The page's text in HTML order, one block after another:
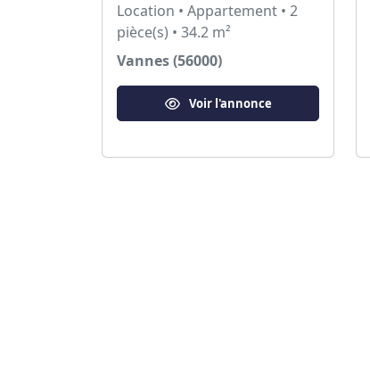
Location • Appartement • 2
pièce(s) • 34.2 m²
Vannes (56000)
Voir l'annonce